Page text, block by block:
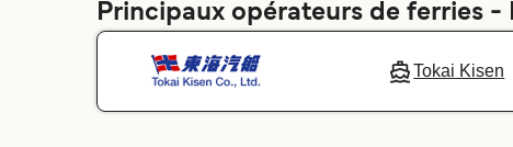
Principaux opérateurs de ferries
Tokai Kisen